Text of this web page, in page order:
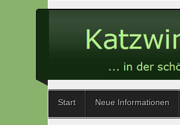
Start Neue Informationen